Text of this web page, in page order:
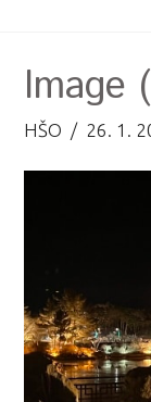
Image
HŠO 26. 1.